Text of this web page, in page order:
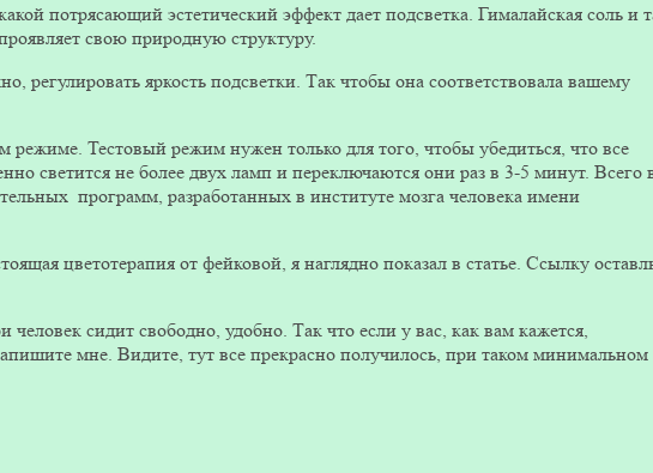
потрясающий эстетический эффект дает подсветка. Гималайская соль и
свою природную структуру.
регулировать яркость подсветки. Так чтобы она соответствовала вашему
режиме. Тестовый режим нужен только для того, чтобы убедиться, что все
светится не более двух ламп и переключаются они раз в 3-5 минут. Всего
программ, разработанных в институте мозга человека имени
цветотерапия от фейковой, я наглядно показал в статье. Ссылку
человек сидит свободно, удобно. Так что если у вас, как вам кажется,
мне. Видите, тут все прекрасно получилось, при таком минимальном